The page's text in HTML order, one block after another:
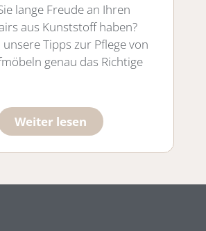
lange Freude an Ihren
aus Kunststoff haben?
Tipps zur Pflege von
genau das Richtige
Weiter lesen